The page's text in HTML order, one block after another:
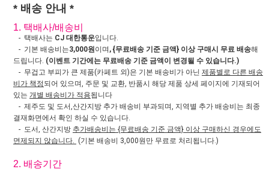
* 배송 안내 *
1. 택배사/배송비
- 택배사는 CJ 대한통운입니다.
- 기본 배송비는3,000원이며 , {무료배송 기준 금액} 이상 구매시 무료 배송해
드립니다. (이벤트 기간에는 무료배송 기준 금액이 변경될 수 있습니다.)
- 무겁고 부피가 큰 제품(카페트 외)은 기본 배송비가 아닌 제품별로 다른 배송
비가 책정되어 있으며, 주문 및 교환, 반품시 해당 제품 상세 페이지에 기재되어
있는 개별 배송비가 적용됩니다
- 제주도 및 도서,산간지방 추가 배송비 부과되며, 지역별 추가 배송비는 최종
결재화면에서 확인 하실 수 있습니다.
- 도서, 산간지방 추가배송비는 {무료배송 기준 금액} 이상 구매하신 경우에도
면제되지 않습니다. (기본 배송비 3,000원만 무료로 처리됩니다.)
2. 배송기간